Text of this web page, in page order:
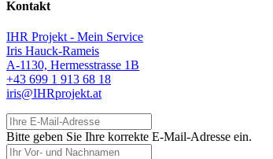
Kontakt
IHR Projekt - Mein Service
Iris Hauck-Rameis
A-1130, Hermesstrasse 1B
+43 699 1 913 68 18
iris@IHRprojekt.at
Ihre E-Mail-Adresse
Bitte geben Sie Ihre korrekte E-Mail-Adresse ein.
Ihr Vor- und Nachnamen